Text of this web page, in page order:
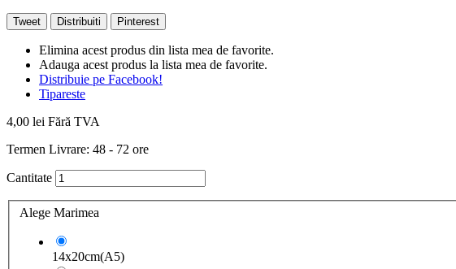
Tweet Distribuiti Pinterest
Elimina acest produs din lista mea de favorite.
Adauga acest produs la lista mea de favorite.
Distribuie pe Facebook!
Tipareste
4,00 lei Fără TVA
Termen Livrare: 48 - 72 ore
Cantitate
Alege Marimea
14x20cm(A5)